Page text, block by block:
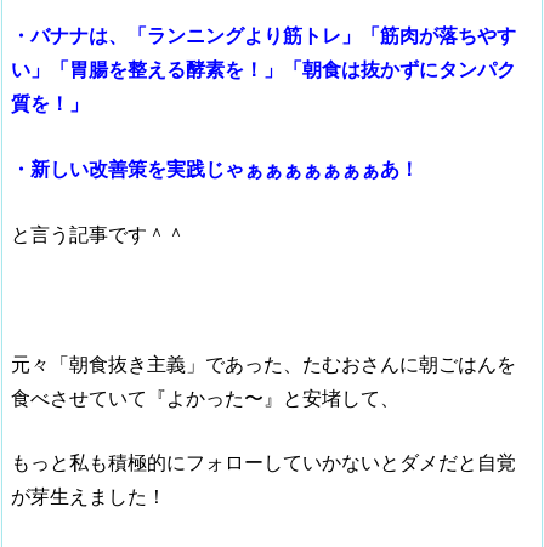
・バナナは、「ランニングより筋トレ」「筋肉が落ちやす
い」「胃腸を整える酵素を！」「朝食は抜かずにタンパク
質を！」
・新しい改善策を実践じゃぁぁぁぁぁぁぁあ！
と言う記事です＾＾
元々「朝食抜き主義」であった、たむおさんに朝ごはんを
食べさせていて『よかった〜』と安堵して、
もっと私も積極的にフォローしていかないとダメだと自覚
が芽生えました！